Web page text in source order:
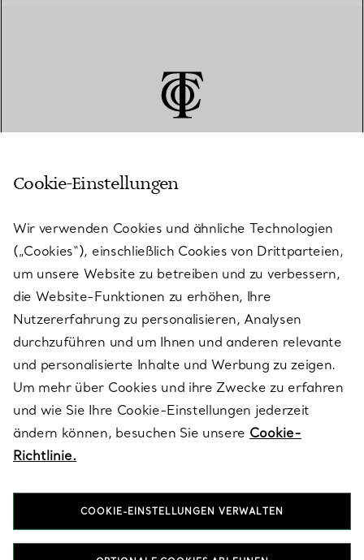
KUNDENSERVICE
SERVICES
ÜBER TIFFANY & CO.
RECHTLICHE HINWEISE
FOLGEN SIE UNS
Cookie-Einstellungen
Wir verwenden Cookies und ähnliche Technologien
(„Cookies“), einschließlich Cookies von Drittparteien,
um unsere Website zu betreiben und zu verbessern,
die Website-Funktionen zu erhöhen, Ihre
Nutzererfahrung zu personalisieren, Analysen
durchzuführen und um Ihnen und anderen relevante
und personalisierte Inhalte und Werbung zu zeigen.
Um mehr über Cookies und ihre Zwecke zu erfahren
und wie Sie Ihre Cookie-Einstellungen jederzeit
ändern können, besuchen Sie unsere Cookie-
Richtlinie.
COOKIE-EINSTELLUNGEN VERWALTEN